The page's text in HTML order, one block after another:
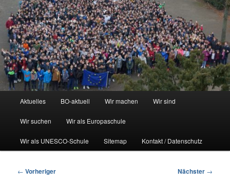
Aktuelles BO-aktuell Wir machen Wir sind
Wir suchen Wir als Europaschule
Wir als UNESCO-Schule Sitemap Kontakt / Datenschutz
Beitragsnavigation
← Vorheriger Nächster →